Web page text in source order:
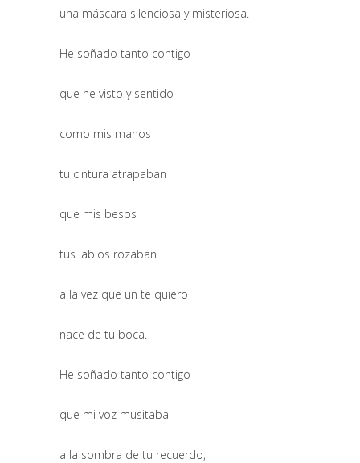
una máscara silenciosa y misteriosa.
He soñado tanto contigo
que he visto y sentido
como mis manos
tu cintura atrapaban
que mis besos
tus labios rozaban
a la vez que un te quiero
nace de tu boca.
He soñado tanto contigo
que mi voz musitaba
a la sombra de tu recuerdo,